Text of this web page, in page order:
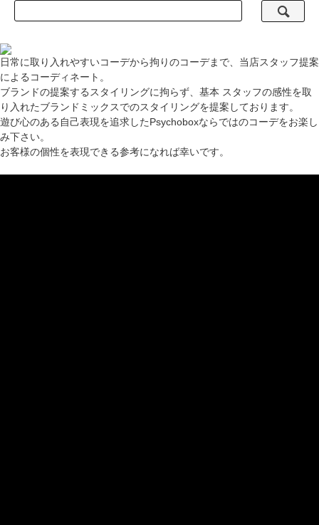
日常に取り入れやすいコーデから拘りのコーデまで、当店スタッフ提案
によるコーディネート。
ブランドの提案するスタイリングに拘らず、基本 スタッフの感性を取
り入れたブランドミックスでのスタイリングを提案しております。
遊び心のある自己表現を追求したPsychoboxならではのコーデをお楽し
み下さい。
お客様の個性を表現できる参考になれば幸いです。